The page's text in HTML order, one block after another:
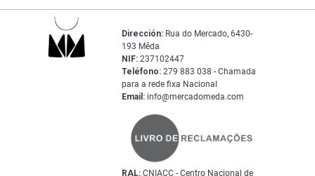
Dirección: Rua do Mercado, 6430-
193 Mêda
NIF: 237102447
Teléfono: 279 883 038 - Chamada
para a rede fixa Nacional
Email: info@mercadomeda.com
RAL: CNIACC - Centro Nacional de